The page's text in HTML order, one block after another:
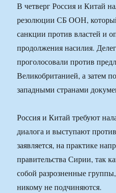
В четверг Россия и Китай
резолюции СБ ООН,
санкции против властей и
продолжения насилия.
проголосовали против
Великобританией, а затем
западными странами
Россия и Китай требуют
диалога и выступают
заявляется, на практике
правительства Сирии, так
собой разрозненные
никому не подчиняются.